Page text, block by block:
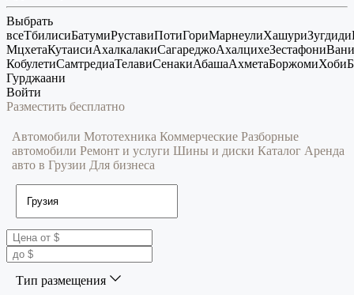
Выбрать
всеТбилисиБатумиРуставиПотиГориМарнеулиХашуриЗугдиди
МцхетаКутаисиАхалкалакиСагареджоАхалцихеЗестафониВани
КобулетиСамтредиаТелавиСенакиАбашаАхметаБоржомиХоби
Гурджаани
Войти
Разместить бесплатно
Автомобили Мототехника Коммерческие Разборные
автомобили Ремонт и услуги Шины и диски Каталог Аренда
авто в Грузии Для бизнеса
Тип размещения